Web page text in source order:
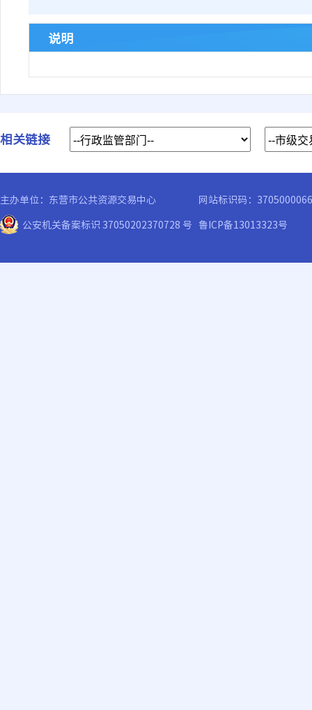
说明
相关链接
主办单位：东营市公共资源交易中心
网站标识码：3705000066
公安机关备案标识 37050202370728 号 鲁ICP备13013323号